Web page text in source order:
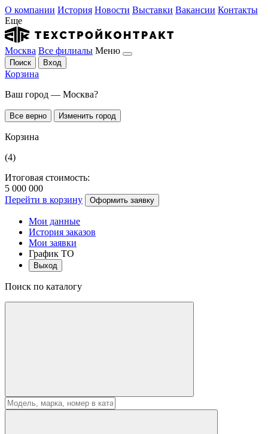
О компании История Новости Выставки Вакансии Контакты
Еще
Москва Все филиалы Меню
Поиск Вход
Корзина
Ваш город — Москва?
Все верно Изменить город
Корзина
(4)
Итоговая стоимость:
5 000 000
Перейти в корзину
Оформить заявку
Мои данные
История заказов
Мои заявки
График ТО
Выход
Поиск по каталогу